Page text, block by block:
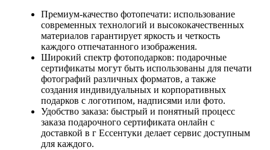
Премиум-качество фотопечати: использование
современных технологий и высококачественных
материалов гарантирует яркость и четкость
каждого отпечатанного изображения.
Широкий спектр фотоподарков: подарочные
сертификаты могут быть использованы для печати
фотографий различных форматов, а также
создания индивидуальных и корпоративных
подарков с логотипом, надписями или фото.
Удобство заказа: быстрый и понятный процесс
заказа подарочного сертификата онлайн с
доставкой в г Ессентуки делает сервис доступным
для каждого.